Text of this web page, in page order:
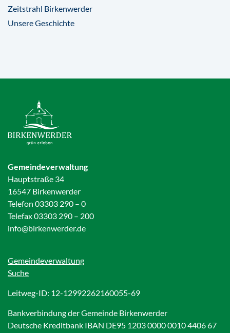
Zeitstrahl Birkenwerder
Unsere Geschichte
Gemeindeverwaltung
Hauptstraße 34
16547 Birkenwerder
Telefon 03303 290 – 0
Telefax 03303 290 – 200
info@birkenwerder.de
Gemeindeverwaltung
Suche
Leitweg-ID: 12-12992262160055-69
Bankverbindung der Gemeinde Birkenwerder
Deutsche Kreditbank IBAN DE95 1203 0000 0010 4406 67